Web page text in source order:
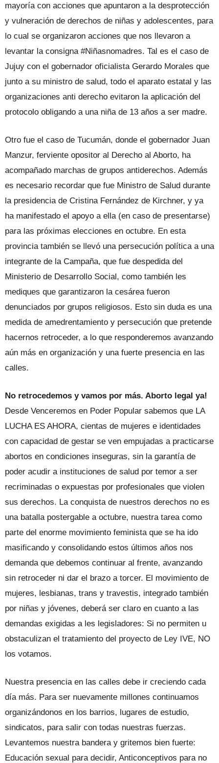
mayoría con acciones que apuntaron a la desprotección
y vulneración de derechos de niñas y adolescentes, para
lo cual se organizaron acciones que nos llevaron a
levantar la consigna #Niñasnomadres. Tal es el caso de
Jujuy con el gobernador oficialista Gerardo Morales que
junto a su ministro de salud, todo el aparato estatal y las
organizaciones anti derecho evitaron la aplicación del
protocolo obligando a una niña de 13 años a ser madre.
Otro fue el caso de Tucumán, donde el gobernador Juan
Manzur, ferviente opositor al Derecho al Aborto, ha
acompañado marchas de grupos antiderechos. Además
es necesario recordar que fue Ministro de Salud durante
la presidencia de Cristina Fernández de Kirchner, y ya
ha manifestado el apoyo a ella (en caso de presentarse)
para las próximas elecciones en octubre. En esta
provincia también se llevó una persecución política a una
integrante de la Campaña, que fue despedida del
Ministerio de Desarrollo Social, como también les
mediques que garantizaron la cesárea fueron
denunciados por grupos religiosos. Esto sin duda es una
medida de amedrentamiento y persecución que pretende
hacernos retroceder, a lo que responderemos avanzando
aún más en organización y una fuerte presencia en las
calles.
No retrocedemos y vamos por más. Aborto legal ya!
Desde Venceremos en Poder Popular sabemos que LA
LUCHA ES AHORA, cientas de mujeres e identidades
con capacidad de gestar se ven empujadas a practicarse
abortos en condiciones inseguras, sin la garantía de
poder acudir a instituciones de salud por temor a ser
recriminadas o expuestas por profesionales que violen
sus derechos. La conquista de nuestros derechos no es
una batalla postergable a octubre, nuestra tarea como
parte del enorme movimiento feminista que se ha ido
masificando y consolidando estos últimos años nos
demanda que debemos continuar al frente, avanzando
sin retroceder ni dar el brazo a torcer. El movimiento de
mujeres, lesbianas, trans y travestis, integrado también
por niñas y jóvenes, deberá ser claro en cuanto a las
demandas exigidas a les legisladores: Si no permiten u
obstaculizan el tratamiento del proyecto de Ley IVE, NO
los votamos.
Nuestra presencia en las calles debe ir creciendo cada
día más. Para ser nuevamente millones continuamos
organizándonos en los barrios, lugares de estudio,
sindicatos, para salir con todas nuestras fuerzas.
Levantemos nuestra bandera y gritemos bien fuerte:
Educación sexual para decidir, Anticonceptivos para no